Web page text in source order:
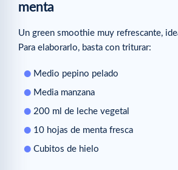
menta
Un green smoothie muy refrescante,
Para elaborarlo, basta con triturar:
Medio pepino pelado
Media manzana
200 ml de leche vegetal
10 hojas de menta fresca
Cubitos de hielo